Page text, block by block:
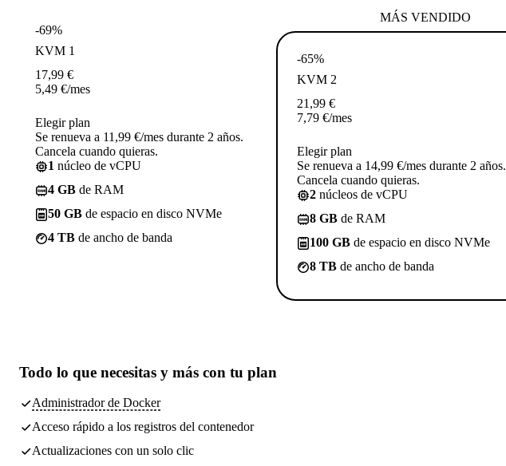
-69%
KVM 1
17,99 €
5,49 €/mes
Elegir plan
Se renueva a 11,99 €/mes durante 2 años.
Cancela cuando quieras.
1 núcleo de vCPU
4 GB de RAM
50 GB de espacio en disco NVMe
4 TB de ancho de banda
MÁS VENDIDO
-65%
KVM 2
21,99 €
7,79 €/mes
Elegir plan
Se renueva a 14,99 €/mes durante 2 años.
Cancela cuando quieras.
2 núcleos de vCPU
8 GB de RAM
100 GB de espacio en disco NVMe
8 TB de ancho de banda
Todo lo que necesitas y más con tu plan
Administrador de Docker
Acceso rápido a los registros del contenedor
Actualizaciones con un solo clic